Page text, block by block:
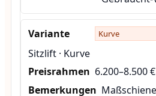
Kurve
Sitzlift · Kurve
6.200–8.500 €